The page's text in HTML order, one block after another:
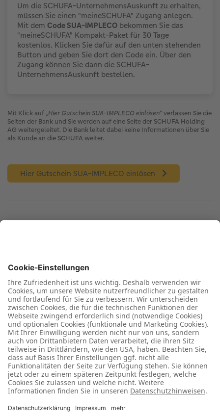
Um die SCHUFA-UnternehmensAuskunft zu erhalten,
müssen Sie einen "meineSCHUFA" Zugang anlegen.
Mit dem Code SUA-IMPLECO bekommen Sie das
"meineSCHUFA" Kompakt-Paket für 30 Tage
kostenlos. Klicken Sie dafür auf den unten stehenden
Button und geben Sie dort den Code ein. Über den
Zugang können Sie dann die SCHUFA-
UnternehmensAuskunft bestellen.
Mit Klick auf „Hier Gutschein SUA-IMPLECO einlösen“ verlassen Sie die
Seiten der Bank und Sie werden auf eine Seite der SCHUFA Holding
AG weitergeleitet. Die Bank leitet dabei keine Informationen über Sie
als Kunde an die SCHUFA weiter.
Hier Gutschein SUA-IMPLECO einlösen
Dann sprechen Sie darüber und lassen Sie Ihre
Mitmenschen an Ihrem Glück teilhaben.
Bewerten Sie uns bei Google – so können wir als
Gemeinschaft stark bleiben.
Wir sagen: Danke!
Jetzt Bewertung abgeben
Haben Sie
Verbesserungsvorschläge oder
sind unzufrieden?
Dann richten Sie sich gerne direkt an uns. So können wir